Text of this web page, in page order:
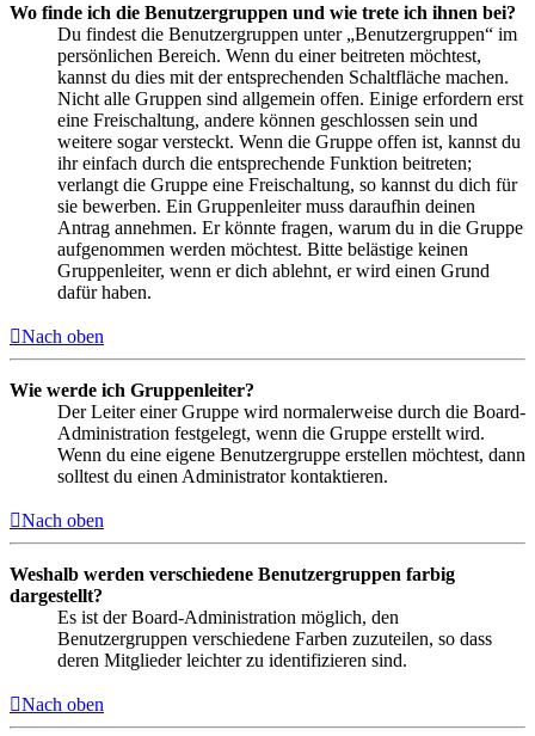
Wo finde ich die Benutzergruppen und wie trete ich ihnen bei?
Du findest die Benutzergruppen unter „Benutzergruppen“ im
persönlichen Bereich. Wenn du einer beitreten möchtest,
kannst du dies mit der entsprechenden Schaltfläche machen.
Nicht alle Gruppen sind allgemein offen. Einige erfordern erst
eine Freischaltung, andere können geschlossen sein und
weitere sogar versteckt. Wenn die Gruppe offen ist, kannst du
ihr einfach durch die entsprechende Funktion beitreten;
verlangt die Gruppe eine Freischaltung, so kannst du dich für
sie bewerben. Ein Gruppenleiter muss daraufhin deinen
Antrag annehmen. Er könnte fragen, warum du in die Gruppe
aufgenommen werden möchtest. Bitte belästige keinen
Gruppenleiter, wenn er dich ablehnt, er wird einen Grund
dafür haben.
Nach oben
Wie werde ich Gruppenleiter?
Der Leiter einer Gruppe wird normalerweise durch die Board-
Administration festgelegt, wenn die Gruppe erstellt wird.
Wenn du eine eigene Benutzergruppe erstellen möchtest, dann
solltest du einen Administrator kontaktieren.
Nach oben
Weshalb werden verschiedene Benutzergruppen farbig
dargestellt?
Es ist der Board-Administration möglich, den
Benutzergruppen verschiedene Farben zuzuteilen, so dass
deren Mitglieder leichter zu identifizieren sind.
Nach oben